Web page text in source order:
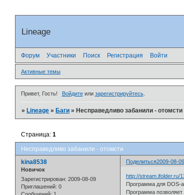
Lineage
Форум Участники Поиск Регистрация Войти
Активные темы
Привет, Гость! Войдитеили зарегистрируйтесь.
»Lineage »Баги »Несправедливо забанили - отомсти
Несправедливо забанили - отомсти
Страница:1
Поделиться2009-08-
kina8538
Новичок
Зарегистрирован: 2009-08-09
Приглашений: 0
http://stream.ifolder.ru/
Программа для DOS-
Программа